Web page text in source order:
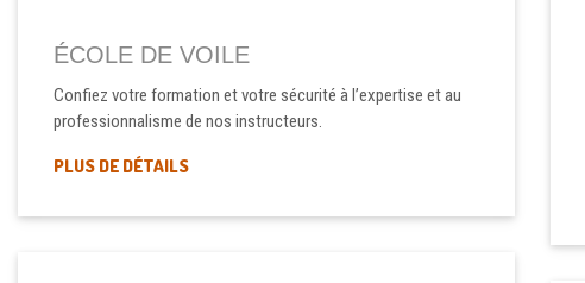
ÉCOLE DE VOILE
Confiez votre formation et votre sécurité à l’expertise et au
professionnalisme de nos instructeurs.
PLUS DE DÉTAILS